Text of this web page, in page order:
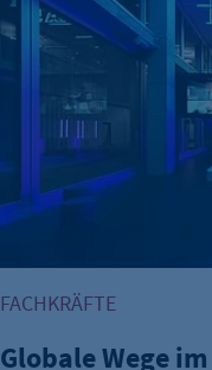
etracker
Name:
et_oi_v2
Zweck:
FACHKRÄFTE
Globale Wege